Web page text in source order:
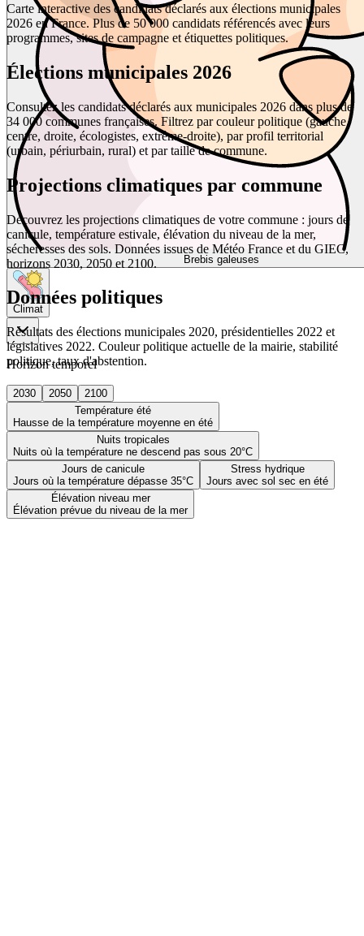
Brebis galeuses
Climat
Horizon temporel
2030 2050
2100
Température été
Hausse de la température moyenne en été
Nuits tropicales
Nuits où la température ne descend pas sous 20°C
Jours de canicule
Jours où la température dépasse 35°C
Stress hydrique
Jours avec sol sec en été
Élévation niveau mer
Élévation prévue du niveau de la mer
Carte interactive des candidats déclarés aux élections municipales
2026 en France. Plus de 50 000 candidats référencés avec leurs
programmes, sites de campagne et étiquettes politiques.
Élections municipales 2026
Consultez les candidats déclarés aux municipales 2026 dans plus de
34 000 communes françaises. Filtrez par couleur politique (gauche,
centre, droite, écologistes, extrême-droite), par profil territorial
(urbain, périurbain, rural) et par taille de commune.
Projections climatiques par commune
Découvrez les projections climatiques de votre commune : jours de
canicule, température estivale, élévation du niveau de la mer,
sécheresses des sols. Données issues de Météo France et du GIEC,
horizons 2030, 2050 et 2100.
Données politiques
Résultats des élections municipales 2020, présidentielles 2022 et
législatives 2022. Couleur politique actuelle de la mairie, stabilité
politique, taux d'abstention.